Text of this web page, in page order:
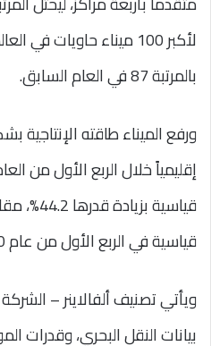
بالمرتبة 87 في العام السابق.
ورفع الميناء طاقته الإنتاجية
قياسية في الربع الأول من عام 2020.
ويأتي تصنيف ألفالاينر –
بيانات النقل البحري، وقدرات